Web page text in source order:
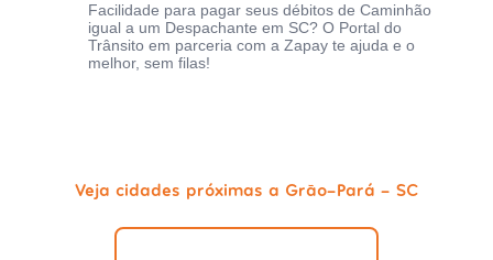
Facilidade para pagar seus débitos de Caminhão
igual a um Despachante em SC? O Portal do
Trânsito em parceria com a Zapay te ajuda e o
melhor, sem filas!
Veja cidades próximas a Grão-Pará - SC